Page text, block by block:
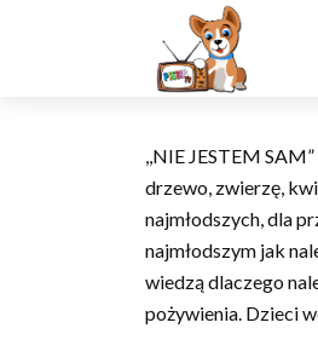
,,NIE JESTEM
drzewo, zwierzę,
najmłodszych, dla
najmłodszym jak
wiedzą dlaczego
pożywienia. Dzieci